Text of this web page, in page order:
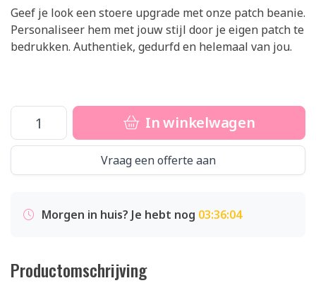
Geef je look een stoere upgrade met onze patch beanie.
Personaliseer hem met jouw stijl door je eigen patch te
bedrukken. Authentiek, gedurfd en helemaal van jou.
In winkelwagen
Vraag een offerte aan
Morgen in huis? Je hebt nog 03:36:03
Productomschrijving